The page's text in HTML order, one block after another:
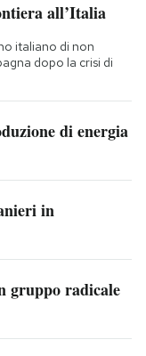
all’Italia
italiano di non
dopo la crisi di
di energia
in
gruppo radicale